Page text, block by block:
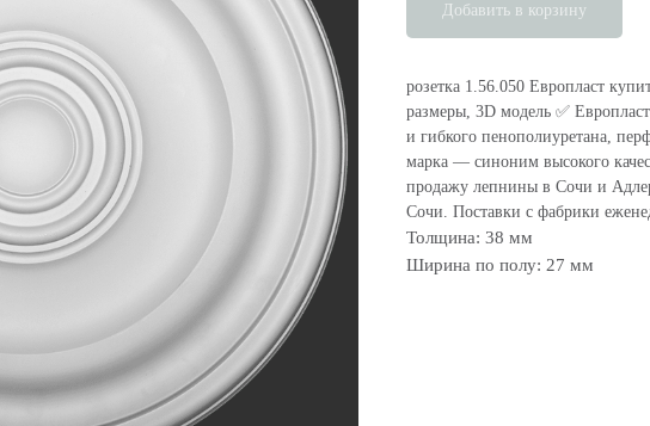
Добавить в корзину
розетка 1.56.050 Европласт
размеры, 3D модель ✅
и гибкого пенополиуретана,
марка — cиноним высокого
продажу лепнины в Сочи и
Сочи. Поставки с фабрики
Толщина: 38 мм
Ширина по полу: 27 мм